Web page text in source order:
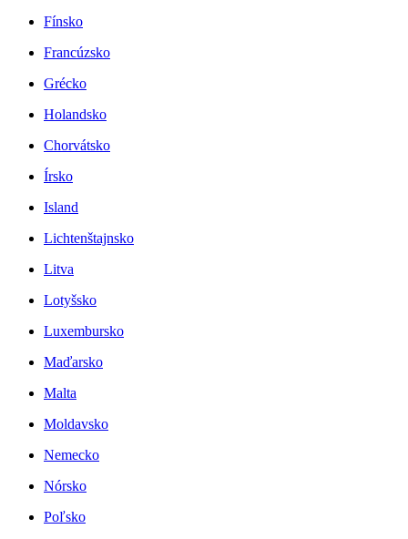
Fínsko
Francúzsko
Grécko
Holandsko
Chorvátsko
Írsko
Island
Lichtenštajnsko
Litva
Lotyšsko
Luxembursko
Maďarsko
Malta
Moldavsko
Nemecko
Nórsko
Poľsko